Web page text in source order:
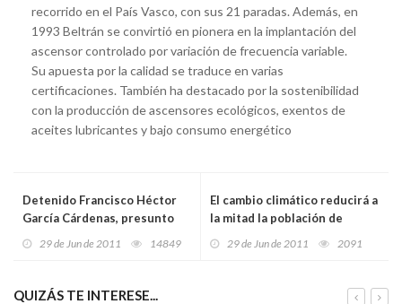
recorrido en el País Vasco, con sus 21 paradas. Además, en
1993 Beltrán se convirtió en pionera en la implantación del
ascensor controlado por variación de frecuencia variable.
Su apuesta por la calidad se traduce en varias
certificaciones. También ha destacado por la sostenibilidad
con la producción de ascensores ecológicos, exentos de
aceites lubricantes y bajo consumo energético
Detenido Francisco Héctor
García Cárdenas, presunto
29 de Jun de 2011 14849
El cambio climático reducirá a
la mitad la población de
29 de Jun de 2011 2091
QUIZÁS TE INTERESE...